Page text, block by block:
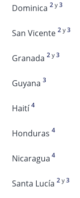
Dominica 2y3
San Vicente 2y3
Granada 2y3
Guyana 3
Haití4
Honduras 4
Nicaragua 4
Santa Lucía 2y3